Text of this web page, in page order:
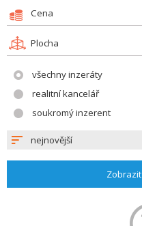
Cena
Plocha
všechny inzeráty
realitní kancelář
soukromý inzerent
nejnovější
Zobrazit